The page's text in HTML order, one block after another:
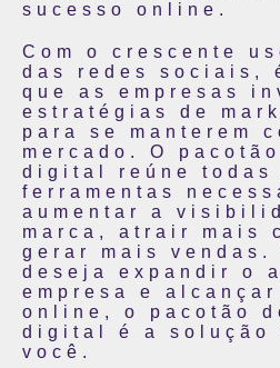
sucesso online.
Com o crescente
das redes sociais,
que as empresas
estratégias de
para se manterem
mercado. O
digital reúne todas
ferramentas
aumentar a
marca, atrair mais
gerar mais vendas.
deseja expandir o
empresa e
online, o pacotão
digital é a solução
você.